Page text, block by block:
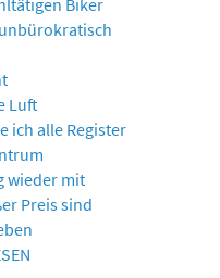
Luft
ich alle Register
wieder mit
Preis sind